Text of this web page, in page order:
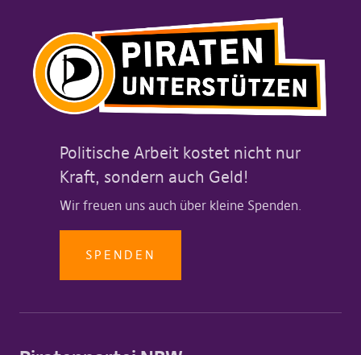
Politische Arbeit kostet nicht nur
Kraft, sondern auch Geld!
Wir freuen uns auch über kleine Spenden.
SPENDEN